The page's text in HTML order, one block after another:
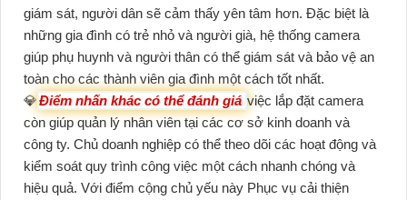
giám sát, người dân sẽ cảm thấy yên tâm hơn. Đặc biệt là
những gia đình có trẻ nhỏ và người già, hệ thống camera
giúp phụ huynh và người thân có thể giám sát và bảo vệ an
toàn cho các thành viên gia đình một cách tốt nhất.
💎Điểm nhấn khác có thể đánh giá việc lắp đặt camera
còn giúp quản lý nhân viên tại các cơ sở kinh doanh và
công ty. Chủ doanh nghiệp có thể theo dõi các hoạt động và
kiểm soát quy trình công việc một cách nhanh chóng và
hiệu quả. Với điểm cộng chủ yếu này Phục vụ cải thiện